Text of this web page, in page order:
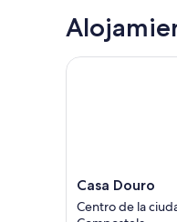
Casa
Douro
Centro
Casa Douro
Centro de la
Casa Douro